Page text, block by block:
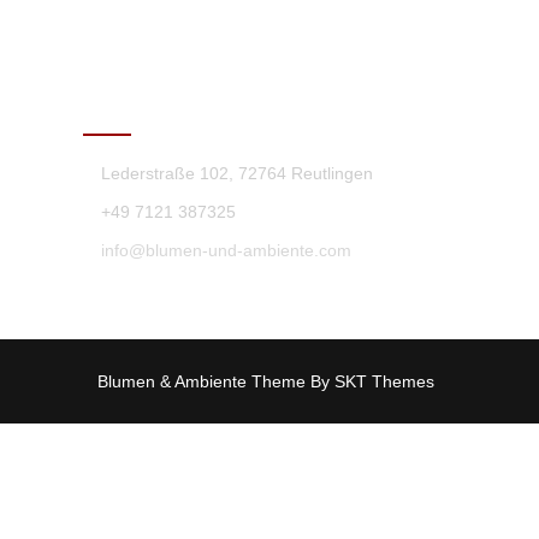
Lederstraße 102, 72764 Reutlingen
+49 7121 387325
info@blumen-und-ambiente.com
Blumen & Ambiente Theme By SKT Themes